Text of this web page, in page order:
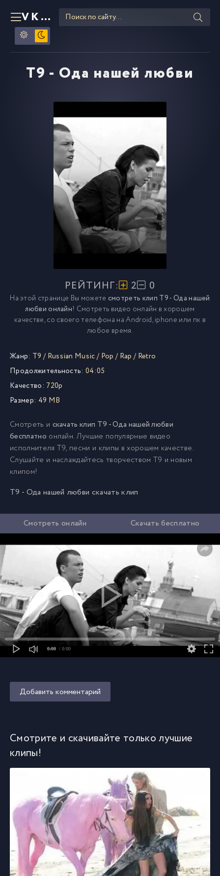
VKLIPE RU
T9 - Ода нашей любви
РЕЙТИНГ: 2 0
На этой странице Вы можете смотреть клип T9 - Ода нашей
любви онлайн! Смотреть видео онлайн в хорошем
качестве, со своего телефона на Android, iphone или пк в
любое время.
Жанр: T9 / Russian Music/ Pop / Rap / Retro
Продолжительность: 04:05
Качество: 720p
Размер: 49 MB
Смотреть и скачать клип T9 - Ода нашей любви
бесплатно онлайн. Лучшие популярные видео
исполнителя T9, песни и клипы в хорошем качестве.
Слушайте и наслаждайтесь творчеством T9 и новым
клипом!
T9 - Ода нашей любви скачать клип
Смотреть онлайн Скачать бесплатно
0:00 / 0:00
Добавить комментарий
Смотрите и скачивайте только лучшие
клипы!